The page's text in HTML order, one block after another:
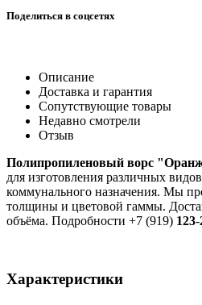
Поделиться в соцсетях
Описание
Доставка и гарантия
Сопутствующие товары
Недавно смотрели
Отзыв
Полипропиленовый ворс
для изготовления различных
коммунального назначения. Мы
толщины и цветовой гаммы.
объёма. Подробности +7 (919) 123-
Характеристики